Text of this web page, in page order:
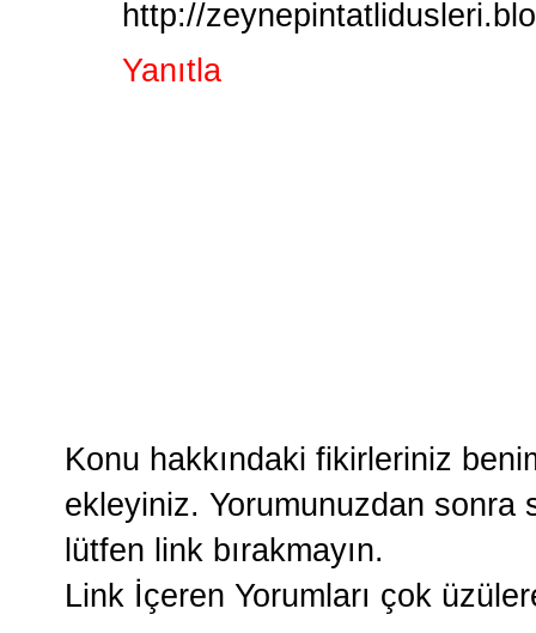
http://
Yanıtla
Konu hakkındaki fikirleriniz
ekleyiniz. Yorumunuzdan
lütfen link bırakmayın.
Link İçeren Yorumları çok